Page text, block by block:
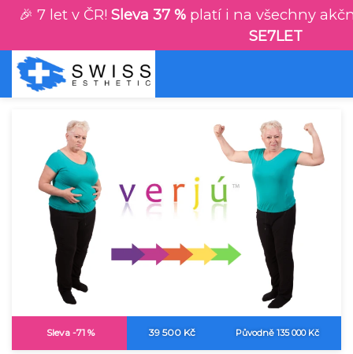
🎉 7 let v ČR! Sleva 37 %platí i na všechny
SE7LET
Sleva -71 % 39 500 Kč Původně 135 000 Kč